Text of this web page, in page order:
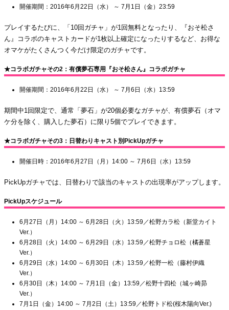
開催期間：2016年6月22日（水） ～ 7月1日（金）23:59
プレイするたびに、「10回ガチャ」が1回無料となったり、『おそ松さ
ん』コラボのキャストカードが1枚以上確定になったりするなど、お得な
オマケがたくさんつく今だけ限定のガチャです。
★コラボガチャその2：有償夢石専用『おそ松さん』コラボガチャ
開催期間：2016年6月22日（水） ～ 7月6日（水）13:59
期間中1回限定で、通常「夢石」が20個必要なガチャが、有償夢石（オマ
ケ分を除く、購入した夢石）に限り5個でプレイできます。
★コラボガチャその3：日替わりキャスト別PickUpガチャ
開催日時：2016年6月27日（月）14:00 ～ 7月6日（水）13:59
PickUpガチャでは、日替わりで該当のキャストの出現率がアップします。
PickUpスケジュール
6月27日（月）14:00 ～ 6月28日（火）13:59／松野カラ松（新堂カイト
Ver.）
6月28日（火）14:00 ～ 6月29日（水）13:59／松野チョロ松（橘蒼星
Ver.）
6月29日（水）14:00 ～ 6月30日（木）13:59／松野一松（藤村伊織
Ver.）
6月30日（木）14:00 ～ 7月1日（金）13:59／松野十四松（城ヶ崎昴
Ver.）
7月1日（金）14:00 ～ 7月2日（土）13:59／松野トド松(桜木陽向Ver.)